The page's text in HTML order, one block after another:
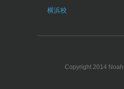
横浜校
Copyright 2014